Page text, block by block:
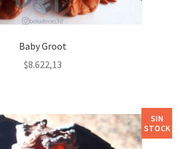
Baby Groot
$8.622,13
SIN
STOCK